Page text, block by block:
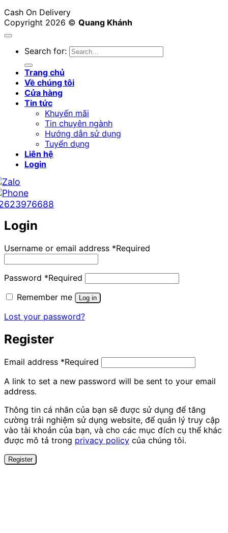
Cash On Delivery
Copyright 2026 © Quang Khánh
Search for:
Trang chủ
Về chúng tôi
Cửa hàng
Tin tức
Khuyến mãi
Tin chuyên ngành
Hướng dẫn sử dụng
Tuyển dụng
Liên hệ
Login
Login
Username or email address *Required
Password *Required
Remember me
Log in
Lost your password?
Register
Email address *Required
A link to set a new password will be sent to your email
address.
Thông tin cá nhân của bạn sẽ được sử dụng để tăng
cường trải nghiệm sử dụng website, để quản lý truy cập
vào tài khoản của bạn, và cho các mục đích cụ thể khác
được mô tả trong privacy policy của chúng tôi.
Register